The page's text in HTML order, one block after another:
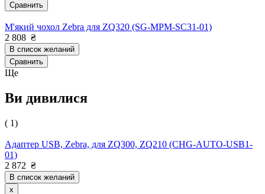
Сравнить
М'який чохол Zebra для ZQ320 (SG-MPM-SC31-01)
2 808 ₴
В список желаний
Сравнить
Ще
Ви дивилися
( 1)
Адаптер USB, Zebra, для ZQ300, ZQ210 (CHG-AUTO-USB1-
01)
2 872 ₴
В список желаний
x